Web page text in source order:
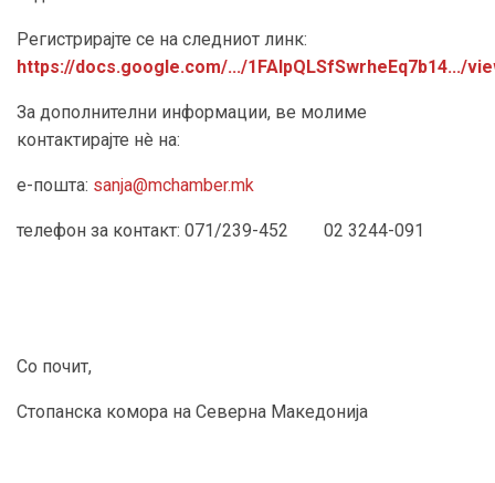
Регистрирајте се на следниот линк:
https://docs.google.com/.../1FAIpQLSfSwrheEq7b14.../
За дополнителни информации, ве молиме
контактирајте нè на:
е-пошта: sanja@mchamber.mk
телефон за контакт: 071/239-452 02 3244-091
Со почит,
Стопанска комора на Северна Македонија